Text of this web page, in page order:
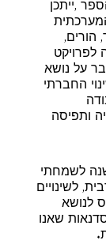
,ייתכן
יעד, הורים,
לפרויקט
על נושא
החברתי
ותפיסה
לשמחתי
לשינויים
לנושא
שאנו